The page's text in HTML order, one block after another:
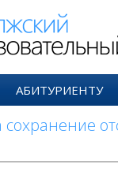
АБИТУРИЕНТУ
сохранение